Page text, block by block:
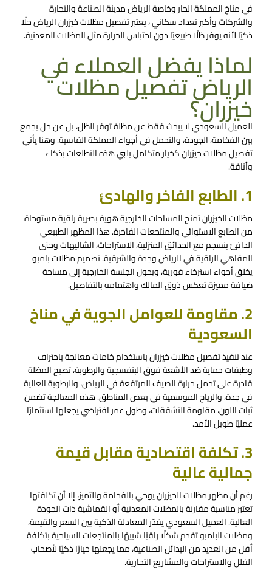
في مناخ المملكة الحار وخاصة الرياض مدينة الصناعة والتجارة
والشركات وأكبر تعداد سكاني ، يعتبر تفصيل مظلات خيزران الرياض حلًا
ذكيًا لأنه يوفر ظلًا طبيعيًا دون احتباس الحرارة مثل المظلات المعدنية.
لماذا يفضل العملاء في
الرياض تفصيل مظلات
خيزران؟
العميل السعودي لا يبحث فقط عن مظلة توفر الظل، بل عن حل يجمع
بين الفخامة، الجودة، والتحمل في أجواء المملكة القاسية. وهنا يأتي
تفصيل مظلات خيزرانكخيار متكامل يلبي هذه التطلعات بذكاء
وأناقة.
1. الطابع الفاخر والهادئ
مظلات الخيزران تمنح المساحات الخارجية هوية بصرية راقية مستوحاة
من الطابع الاستوائي والمنتجعات الفاخرة. هذا المظهر الطبيعي
الدافئ ينسجم مع الحدائق المنزلية، الاستراحات، الشاليهات وحتى
المقاهي الراقية في الرياض وجدة والشرقية. تصميم مظلات بامبو
يخلق أجواء استرخاء فورية، ويحول الجلسة الخارجية إلى مساحة
ضيافة مميزة تعكس ذوق المالك واهتمامه بالتفاصيل.
2. مقاومة للعوامل الجوية في مناخ
السعودية
عند تنفيذ تفصيل مظلات خيزران باستخدام خامات معالجة باحتراف
وطبقات حماية ضد الأشعة فوق البنفسجية والرطوبة، تصبح المظلة
قادرة على تحمل حرارة الصيف المرتفعة في الرياض، والرطوبة العالية
في جدة، والرياح الموسمية في بعض المناطق. هذه المعالجة تضمن
ثبات اللون، مقاومة التشققات، وطول عمر افتراضي يجعلها استثمارًا
عمليًا طويل الأمد.
3. تكلفة اقتصادية مقابل قيمة
جمالية عالية
رغم أن مظهر مظلات الخيزران يوحي بالفخامة والتميز، إلا أن تكلفتها
تعتبر مناسبة مقارنة بالمظلات المعدنية أو القماشية ذات الجودة
العالية. العميل السعودي يقدّر المعادلة الذكية بين السعر والقيمة،
ومظلات البامبو تقدم شكلًا راقيًا شبيهًا بالمنتجعات السياحية بتكلفة
أقل من العديد من البدائل الصناعية، مما يجعلها خيارًا ذكيًا لأصحاب
الفلل والاستراحات والمشاريع التجارية.